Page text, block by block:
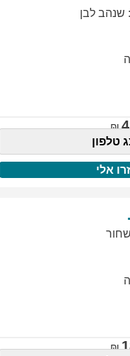
: שנהב לבן
טלפון
אלי
שחור